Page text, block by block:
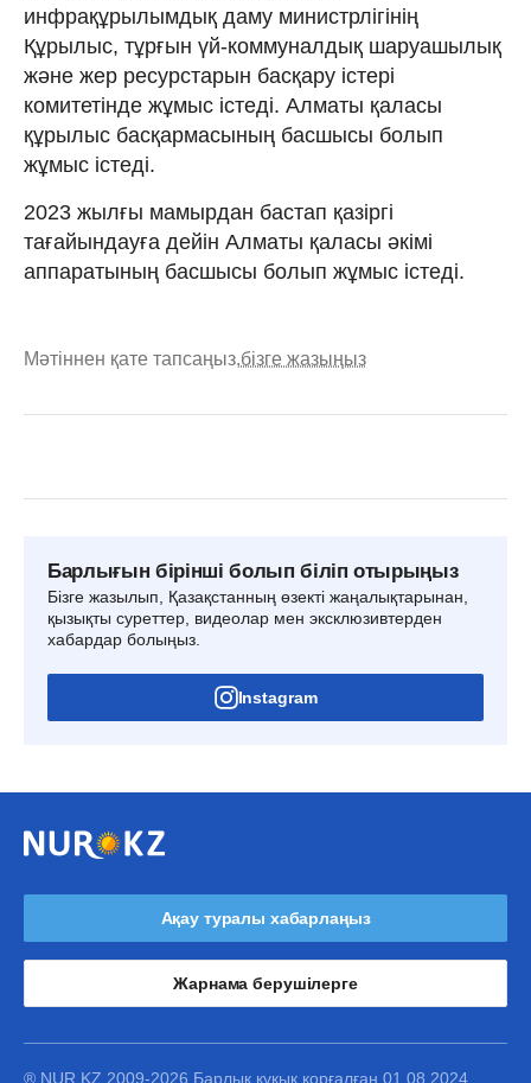
инфрақұрылымдық даму министрлігінің
Құрылыс, тұрғын үй-коммуналдық шаруашылық
және жер ресурстарын басқару істері
комитетінде жұмыс істеді. Алматы қаласы
құрылыс басқармасының басшысы болып
жұмыс істеді.
2023 жылғы мамырдан бастап қазіргі
тағайындауға дейін Алматы қаласы әкімі
аппаратының басшысы болып жұмыс істеді.
Мәтіннен қате тапсаңыз,бізге жазыңыз
Барлығын бірінші болып біліп отырыңыз
Бізге жазылып, Қазақстанның өзекті жаңалықтарынан,
қызықты суреттер, видеолар мен эксклюзивтерден
хабардар болыңыз.
Instagram
Ақау туралы хабарлаңыз
Жарнама берушілерге
® NUR.KZ 2009-2026 Барлық құқық қорғалған 01.08.2024